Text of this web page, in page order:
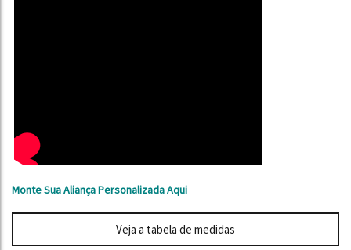
Monte Sua Aliança Personalizada Aqui
Veja a tabela de medidas